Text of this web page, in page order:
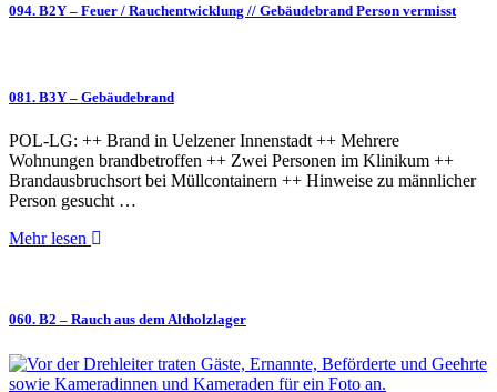
094. B2Y – Feuer / Rauchentwicklung // Gebäudebrand Person vermisst
081. B3Y – Gebäudebrand
POL-LG: ++ Brand in Uelzener Innenstadt ++ Mehrere
Wohnungen brandbetroffen ++ Zwei Personen im Klinikum ++
Brandausbruchsort bei Müllcontainern ++ Hinweise zu männlicher
Person gesucht …
Mehr lesen
060. B2 – Rauch aus dem Altholzlager